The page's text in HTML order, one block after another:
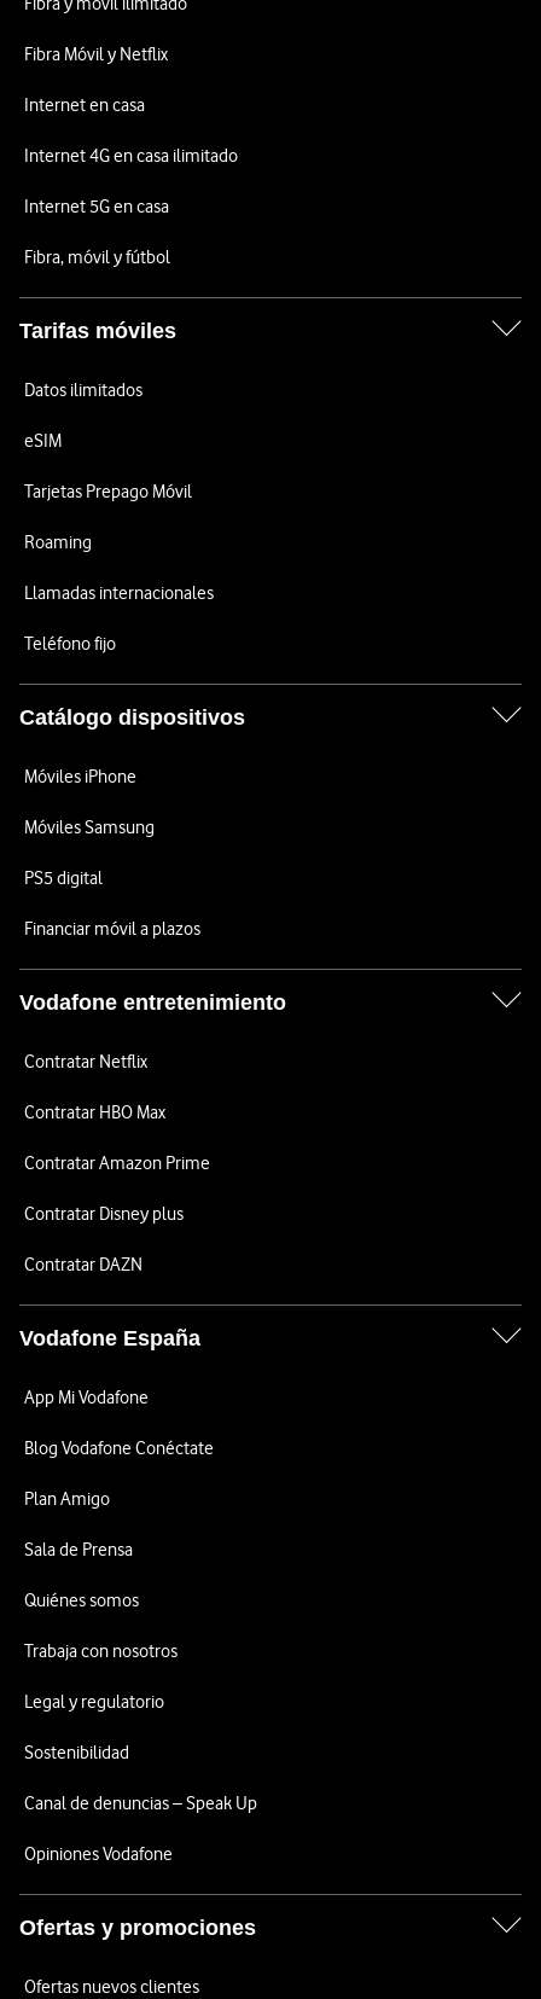
Fibra Móvil y Netflix
Internet en casa
Internet 4G en casa ilimitado
Internet 5G en casa
Fibra, móvil y fútbol
Tarifas móviles
Datos ilimitados
eSIM
Tarjetas Prepago Móvil
Roaming
Llamadas internacionales
Teléfono fijo
Catálogo dispositivos
Móviles iPhone
Móviles Samsung
PS5 digital
Financiar móvil a plazos
Vodafone entretenimiento
Contratar Netflix
Contratar HBO Max
Contratar Amazon Prime
Contratar Disney plus
Contratar DAZN
Vodafone España
App Mi Vodafone
Blog Vodafone Conéctate
Plan Amigo
Sala de Prensa
Quiénes somos
Trabaja con nosotros
Legal y regulatorio
Sostenibilidad
Canal de denuncias – Speak Up
Opiniones Vodafone
Ofertas y promociones
Ofertas nuevos clientes